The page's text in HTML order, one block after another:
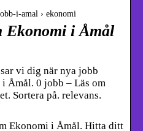
i-amal › ekonomi
Ekonomi i Åmål
vi dig när nya jobb
Åmål. 0 jobb – Läs om
Sortera på. relevans.
Ekonomi i Åmål. Hitta ditt